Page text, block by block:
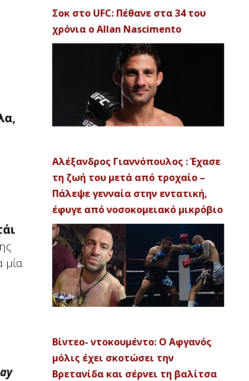
μία
Σοκ στο UFC: Πέθανε στα 34 του
χρόνια ο Allan Nascimento
Αλέξανδρος Γιαννόπουλος : Έχασε
τη ζωή του μετά από τροχαίο –
Πάλεψε γενναία στην εντατική,
έφυγε από νοσοκομειακό μικρόβιο
Βίντεο- ντοκουμέντο: Ο Αφγανός
μόλις έχει σκοτώσει την
Βρετανίδα και σέρνει τη βαλίτσα